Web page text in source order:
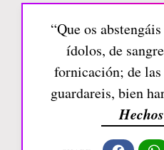
“Que os
ídolos, de
fornicación; de las
guardareis, bien